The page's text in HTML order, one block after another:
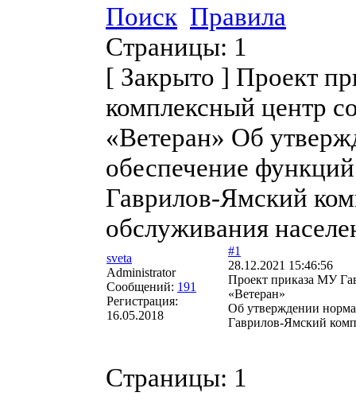
Поиск Правила
Страницы: 1
[ Закрыто ] Проект
комплексный центр
«Ветеран» Об
обеспечение
Гаврилов-Ямский
обслуживания
sveta
Administrator
Сообщений: 191
Регистрация:
16.05.2018
#1
28.12.2021 15:46:56
Проект приказа МУ
«Ветеран»
Об утверждении
Гаврилов-Ямский
Страницы: 1